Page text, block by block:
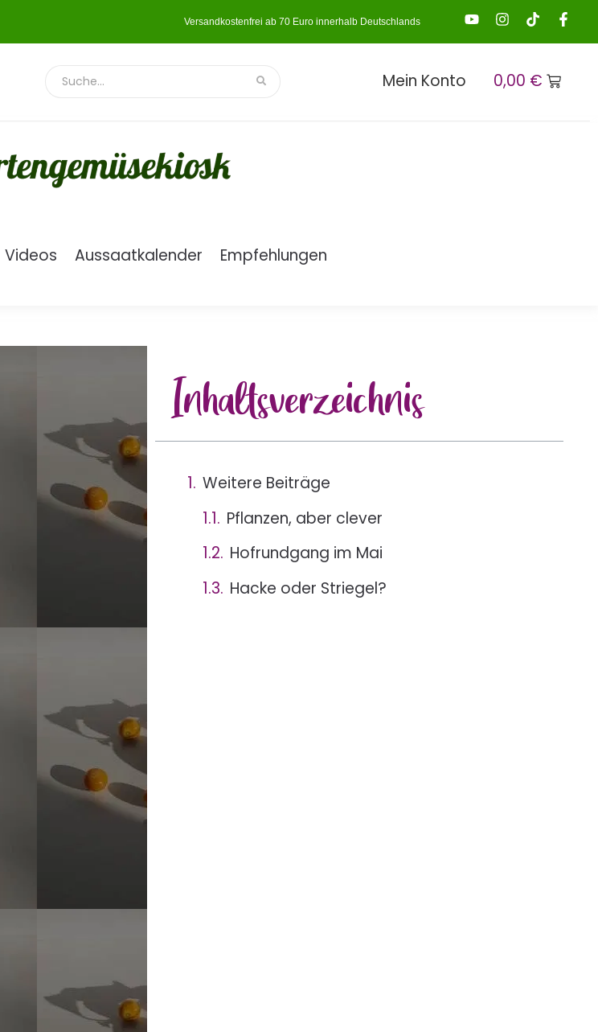
Versandkostenfrei ab 70 Euro innerhalb Deutschlands
Mein Konto 0,00 €
Videos Aussaatkalender Empfehlungen
Inhaltsverzeichnis
Weitere Beiträge
Pflanzen, aber clever
Hofrundgang im Mai
Hacke oder Striegel?